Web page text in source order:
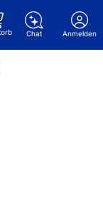
Chat Anmelden